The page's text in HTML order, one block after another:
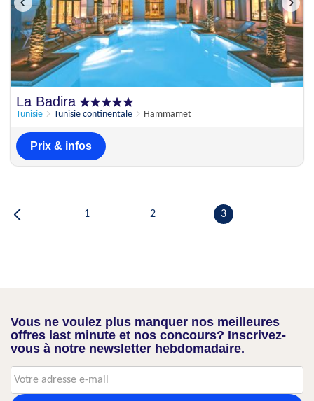
La Badira
Tunisie Tunisie continentale Hammamet
Prix & infos
1 2 3
Vous ne voulez plus manquer nos meilleures
offres last minute et nos concours? Inscrivez-
vous à notre newsletter hebdomadaire.